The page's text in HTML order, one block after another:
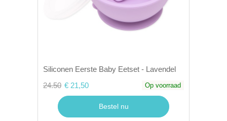
Siliconen Eerste Baby Eetset - Lavendel
24.50 € 21,50 Op voorraad
Bestel nu